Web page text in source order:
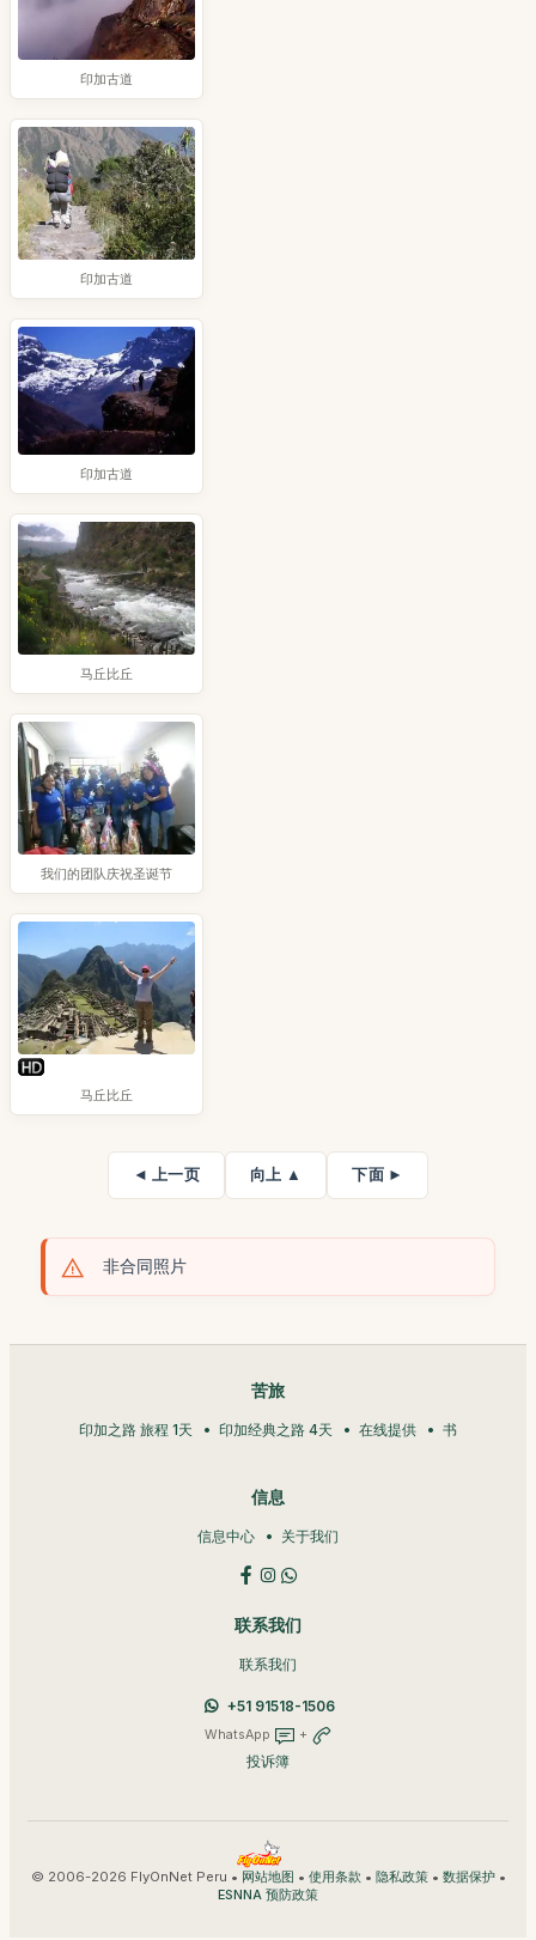
印加古道
印加古道
印加古道
马丘比丘
我们的团队庆祝圣诞节
马丘比丘
◄ 上一页 向上 ▲ 下面 ►
非合同照片
苦旅
印加之路 旅程 1天 印加经典之路 4天 在线提供 书
信息
信息中心 关于我们
联系我们
联系我们
+51 91518-1506
WhatsApp +
投诉簿
© 2006-2026 FlyOnNet Peru • 网站地图 • 使用条款 • 隐私政策• 数据保护•
ESNNA 预防政策